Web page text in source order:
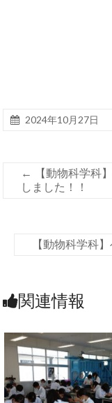
2024年10月27日
←
【動物科学科
しました！！
【動物科学科
関連情報